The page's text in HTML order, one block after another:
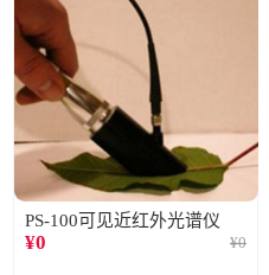
PS-100可见近红外光谱仪
¥0 ¥0